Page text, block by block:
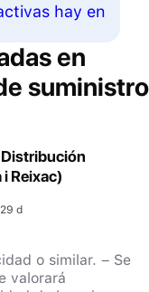
hay en
en
suministro
Reixac)
d
o similar. – Se
valorará